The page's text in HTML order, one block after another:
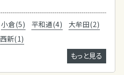
小倉(5) 平和通(4)
大牟田(2)
西新(1)
もっと見る